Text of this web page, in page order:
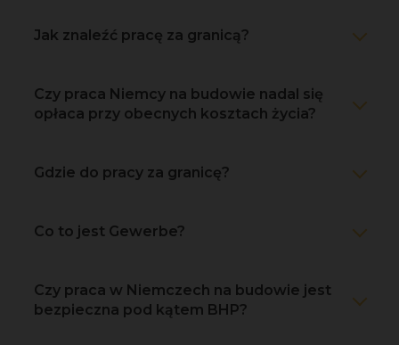
Jak znaleźć pracę za granicą?
Czy praca Niemcy na budowie nadal się
opłaca przy obecnych kosztach życia?
Gdzie do pracy za granicę?
Co to jest Gewerbe?
Czy praca w Niemczech na budowie jest
bezpieczna pod kątem BHP?